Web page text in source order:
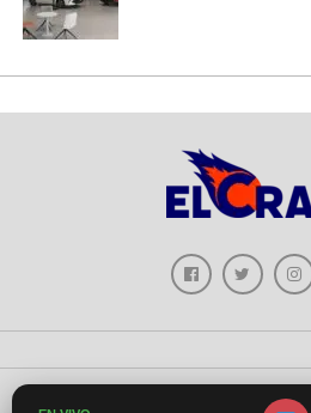
Copyright © 2026 - El